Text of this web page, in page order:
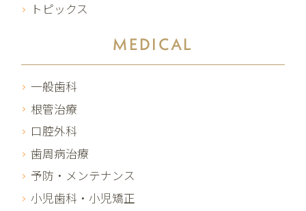
トピックス
MEDICAL
一般歯科
根管治療
口腔外科
歯周病治療
予防・メンテナンス
小児歯科・小児矯正